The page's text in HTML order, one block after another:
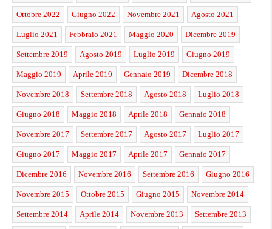
Ottobre 2022 Giugno 2022 Novembre 2021 Agosto 2021
Luglio 2021 Febbraio 2021 Maggio 2020 Dicembre 2019
Settembre 2019 Agosto 2019 Luglio 2019 Giugno 2019
Maggio 2019 Aprile 2019 Gennaio 2019 Dicembre 2018
Novembre 2018 Settembre 2018 Agosto 2018 Luglio 2018
Giugno 2018 Maggio 2018 Aprile 2018 Gennaio 2018
Novembre 2017 Settembre 2017 Agosto 2017 Luglio 2017
Giugno 2017 Maggio 2017 Aprile 2017 Gennaio 2017
Dicembre 2016 Novembre 2016 Settembre 2016 Giugno 2016
Novembre 2015 Ottobre 2015 Giugno 2015 Novembre 2014
Settembre 2014 Aprile 2014 Novembre 2013 Settembre 2013